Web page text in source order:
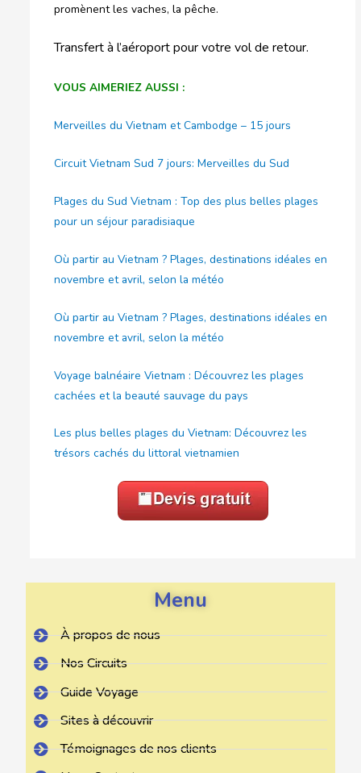
promènent les vaches, la pêche.
Transfert à l’aéroport pour votre vol de retour.
VOUS AIMERIEZ AUSSI :
Merveilles du Vietnam et Cambodge – 15 jours
Circuit Vietnam Sud 7 jours: Merveilles du Sud
Plages du Sud Vietnam : Top des plus belles plages
pour un séjour paradisiaque
Où partir au Vietnam ? Plages, destinations idéales en
novembre et avril, selon la météo
Où partir au Vietnam ? Plages, destinations idéales en
novembre et avril, selon la météo
Voyage balnéaire Vietnam : Découvrez les plages
cachées et la beauté sauvage du pays
Les plus belles plages du Vietnam: Découvrez les
trésors cachés du littoral vietnamien
Menu
À propos de nous
Nos Circuits
Guide Voyage
Sites à découvrir
Témoignages de nos clients